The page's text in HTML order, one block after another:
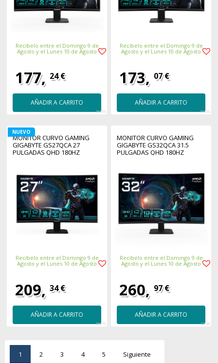
Recíbelo entre el Domingo 9 de
Agosto y el Lunes 10 de Agosto
177, 24 €
AÑADIR A CARRITO
58355
Recíbelo entre el Domingo 9 de
Agosto y el Lunes 10 de Agosto
173, 07 €
AÑADIR A CARRITO
58356
MONITOR CURVO GAMING
GIGABYTE GS27QCA 27
PULGADAS QHD 180HZ
Recíbelo entre el Domingo 9 de
Agosto y el Lunes 10 de Agosto
209, 34 €
AÑADIR A CARRITO
NUEVO
58375
MONITOR CURVO GAMING
GIGABYTE GS32QCA 31.5
PULGADAS QHD 180HZ
Recíbelo entre el Domingo 9 de
Agosto y el Lunes 10 de Agosto
260, 97 €
AÑADIR A CARRITO
42958
1 2 3 4 5 Siguiente